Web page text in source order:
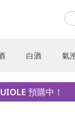
白酒 氣
預購中！